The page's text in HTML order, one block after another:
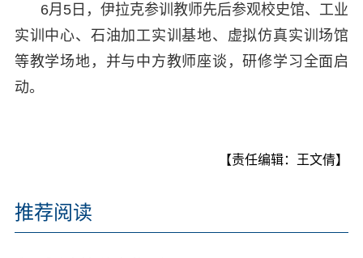
6月5日，伊拉克参训教师先后参观校史馆、工业
实训中心、石油加工实训基地、虚拟仿真实训场馆
等教学场地，并与中方教师座谈，研修学习全面启
动。
【责任编辑：王文倩】
推荐阅读